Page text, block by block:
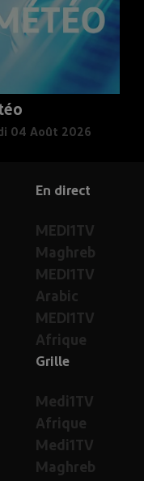
04 Août 2026
En direct
MEDI1TV
Maghreb
MEDI1TV
Arabic
MEDI1TV
Afrique
Grille
Medi1TV
Afrique
Medi1TV
Maghreb